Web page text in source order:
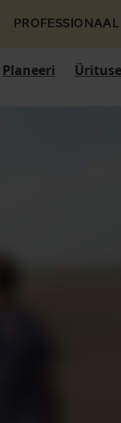
PROFESSIONAAL
Planeeri